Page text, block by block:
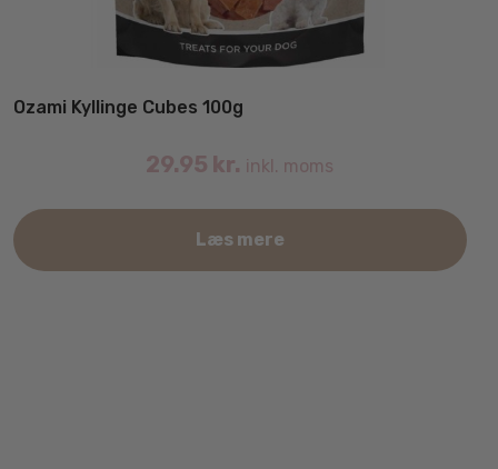
Ozami Kyllinge Cubes 100g
29.95 kr. inkl. moms
Læs mere